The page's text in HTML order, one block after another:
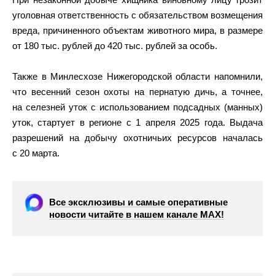
уголовная ответственность с обязательством возмещения
вреда, причиненного объектам животного мира, в размере
от 180 тыс. рублей до 420 тыс. рублей за особь.
Также в Минлесхозе Нижегородской области напомнили,
что весенний сезон охоты на пернатую дичь, а точнее,
на селезней уток с использованием подсадных (манных)
уток, стартует в регионе с 1 апреля 2025 года. Выдача
разрешений на добычу охотничьих ресурсов началась
с 20 марта.
Все эксклюзивы и самые оперативные
новости читайте в нашем канале МАХ!